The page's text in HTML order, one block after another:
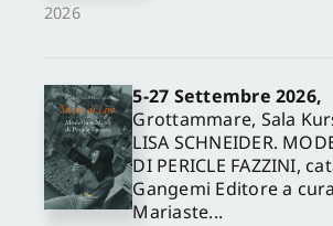
2026
5-27 Settembre 2026,
Grottammare, Sala
LISA SCHNEIDER.
DI PERICLE FAZZINI,
Gangemi Editore a
Mariaste...